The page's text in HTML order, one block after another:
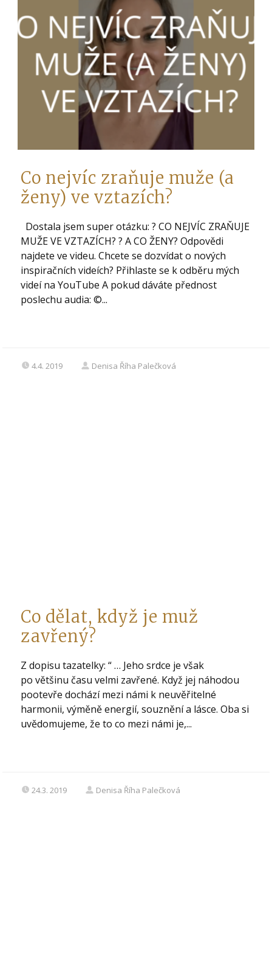
Co nejvíc zraňuje muže (a
ženy) ve vztazích?
Dostala jsem super otázku: ? CO NEJVÍC ZRAŇUJE
MUŽE VE VZTAZÍCH? ? A CO ŽENY? Odpovědi
najdete ve videu. Chcete se dozvídat o nových
inspiračních videích? Přihlaste se k odběru mých
videí na YouTube A pokud dáváte přednost
poslechu audia: ©...
4.4. 2019 Denisa Říha Palečková
Co dělat, když je muž
zavřený?
Z dopisu tazatelky: “ … Jeho srdce je však
po většinu času velmi zavřené. Když jej náhodou
pootevře dochází mezi námi k neuvěřitelné
harmonii, výměně energií, souznění a lásce. Oba si
uvědomujeme, že to co mezi námi je,...
24.3. 2019 Denisa Říha Palečková